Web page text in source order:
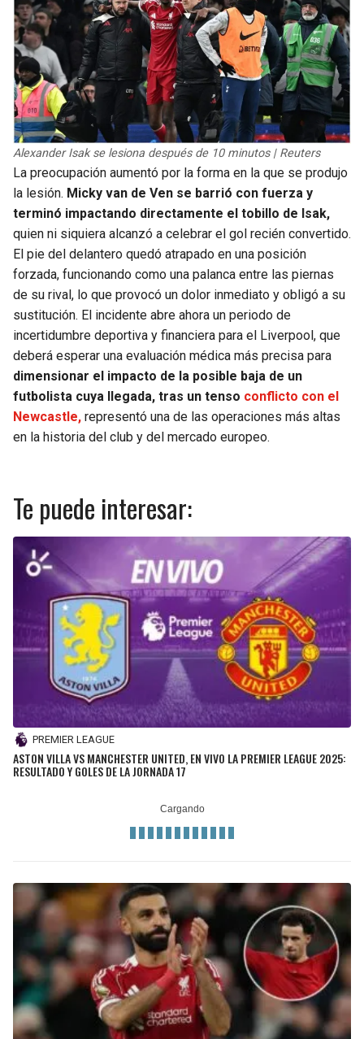
Alexander Isak se lesiona después de 10 minutos | Reuters
La preocupación aumentó por la forma en la que se produjo
la lesión. Micky van de Ven se barrió con fuerza y
terminó impactando directamente el tobillo de Isak,
quien ni siquiera alcanzó a celebrar el gol recién convertido.
El pie del delantero quedó atrapado en una posición
forzada, funcionando como una palanca entre las piernas
de su rival, lo que provocó un dolor inmediato y obligó a su
sustitución. El incidente abre ahora un periodo de
incertidumbre deportiva y financiera para el Liverpool, que
deberá esperar una evaluación médica más precisa para
dimensionar el impacto de la posible baja de un
futbolista cuya llegada, tras un tenso conflicto con el
Newcastle, representó una de las operaciones más altas
en la historia del club y del mercado europeo.
Te puede interesar:
PREMIER LEAGUE
ASTON VILLA VS MANCHESTER UNITED, EN VIVO LA PREMIER LEAGUE 2025:
RESULTADO Y GOLES DE LA JORNADA 17